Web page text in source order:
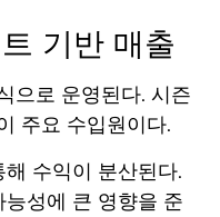
기반 매출
으로 운영된다. 시즌
주요 수입원이다.
수익이 분산된다.
성에 큰 영향을 준